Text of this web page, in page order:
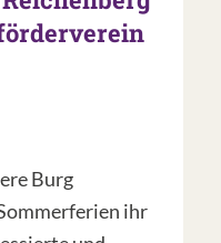
Burg
ihr